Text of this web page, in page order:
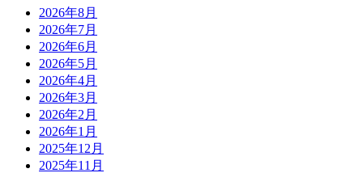
2026年8月
2026年7月
2026年6月
2026年5月
2026年4月
2026年3月
2026年2月
2026年1月
2025年12月
2025年11月